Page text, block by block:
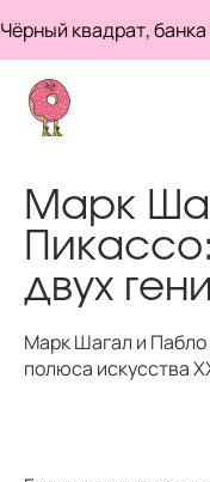
банка с
Марк
двух
Марк Шагал и
полюса искусства